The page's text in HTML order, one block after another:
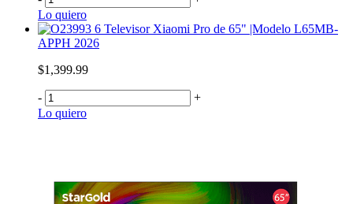
Lo quiero
Televisor Xiaomi Pro de 65" |Modelo L65MB-
APPH 2026
$1,399.99
-
+
Lo quiero